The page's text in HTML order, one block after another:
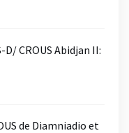
CROUS Abidjan II:
de Diamniadio et